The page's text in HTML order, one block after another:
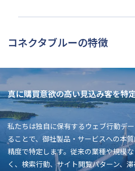
コネクタブルーの特徴
真に購買意欲の高い見込み客を特
私たちは独自に保有するウェブ行動デ
ることで、御社製品・サービスへの本
精度で特定します。従来の業種や規模
く、検索行動、サイト閲覧パターン、